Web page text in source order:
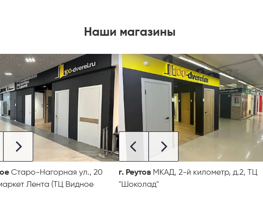
Наши магазины
Старо-Нагорная ул., 20
Лента (ТЦ Видное
г. РеутовМКАД, 2-й километр, д.2, ТЦ
"Шоколад"